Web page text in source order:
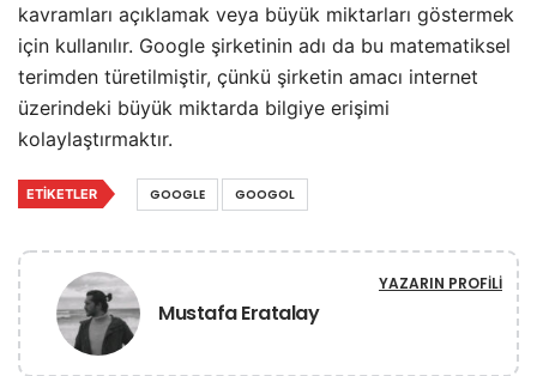
kavramları açıklamak veya büyük miktarları göstermek
için kullanılır. Google şirketinin adı da bu matematiksel
terimden türetilmiştir, çünkü şirketin amacı internet
üzerindeki büyük miktarda bilgiye erişimi
kolaylaştırmaktır.
ETIKETLER GOOGLE GOOGOL
Mustafa Eratalay
YAZARIN PROFILI